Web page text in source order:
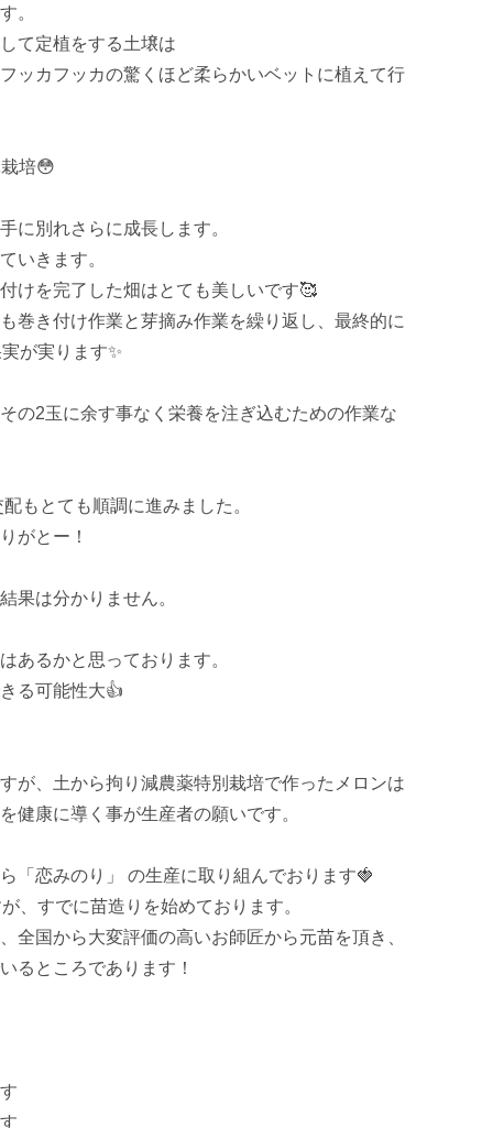
。
て定植をする土壌は
ッカフッカの驚くほど柔らかいベットに植えて行
培😳
に別れさらに成長します。
いきます。
けを完了した畑はとても美しいです🥰
巻き付け作業と芽摘み作業を繰り返し、最終的に
が実ります✨
の2玉に余す事なく栄養を注ぎ込むための作業な
もとても順調に進みました。
がとー！
果は分かりません。
あるかと思っております。
る可能性大👍
が、土から拘り減農薬特別栽培で作ったメロンは
健康に導く事が生産者の願いです。
「恋みのり」 の生産に取り組んでおります🍓
、すでに苗造りを始めております。
全国から大変評価の高いお師匠から元苗を頂き、
るところであります！